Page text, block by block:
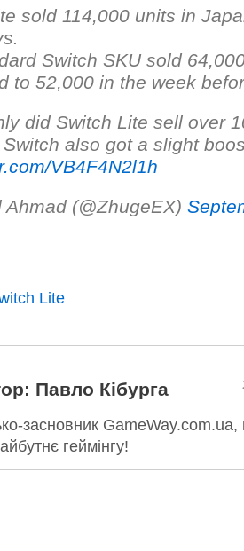
sold 114,000 units in
Switch SKU sold
to 52,000 in the week
did Switch Lite sell over
also got a slight
VB4F4N2l1h
(@ZhugeEX)
Lite
Павло Кібурга
засновник
геймінгу!